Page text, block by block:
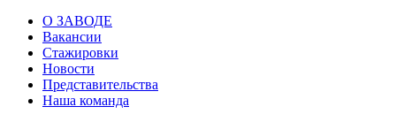
О ЗАВОДЕ
Вакансии
Стажировки
Новости
Представительства
Наша команда